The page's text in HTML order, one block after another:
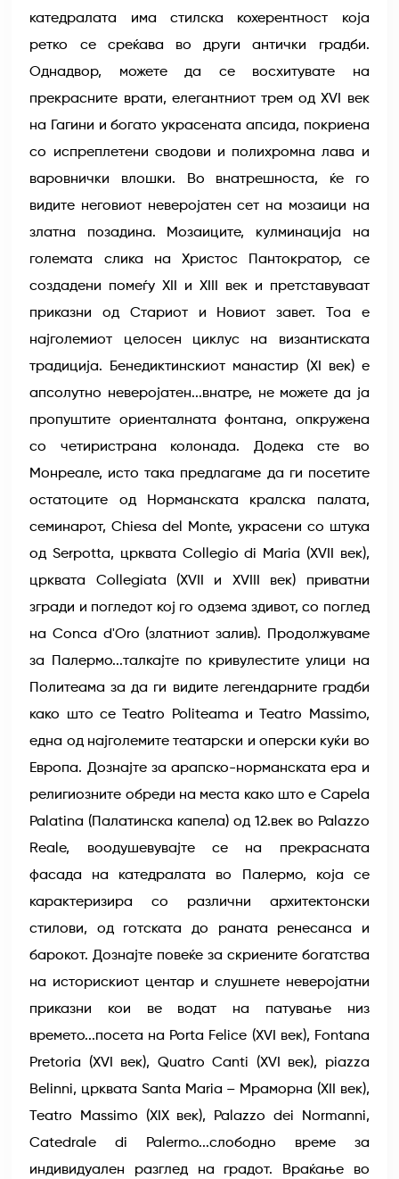
катедралата има стилска кохерентност која
ретко се среќава во други антички градби.
Однадвор, можете да се восхитувате на
прекрасните врати, елегантниот трем од XVI век
на Гагини и богато украсената апсида, покриена
со испреплетени сводови и полихромна лава и
варовнички влошки. Во внатрешноста, ќе го
видите неговиот неверојатен сет на мозаици на
златна позадина. Мозаиците, кулминација на
големата слика на Христос Пантократор, се
создадени помеѓу XII и XIII век и претставуваат
приказни од Стариот и Новиот завет. Тоа е
најголемиот целосен циклус на византиската
традиција. Бенедиктинскиот манастир (XI век) е
апсолутно неверојатен...внатре, не можете да ја
пропуштите ориенталната фонтана, опкружена
со четиристрана колонада. Додека сте во
Монреале, исто така предлагаме да ги посетите
остатоците од Норманската кралска палата,
семинарот, Chiesa del Monte, украсени со штука
од Serpotta, црквата Collegio di Maria (XVII век),
црквата Collegiata (XVII и XVIII век) приватни
згради и погледот кој го одзема здивот, со поглед
на Conca d'Oro (златниот залив). Продолжуваме
за Палермо...талкајте по кривулестите улици на
Политеама за да ги видите легендарните градби
како што се Teatro Politeama и Teatro Massimo,
една од најголемите театарски и оперски куќи во
Европа. Дознајте за арапско-норманската ера и
религиозните обреди на места како што е Capela
Palatina (Палатинска капела) од 12.век во Palazzo
Reale, воодушевувајте се на прекрасната
фасада на катедралата во Палермо, која се
карактеризира со различни архитектонски
стилови, од готската до раната ренесанса и
барокот. Дознајте повеќе за скриените богатства
на историскиот центар и слушнете неверојатни
приказни кои ве водат на патување низ
времето...посета на Porta Felice (XVI век), Fontana
Pretoria (XVI век), Quatro Canti (XVI век), piazza
Belinni, црквата Santa Maria – Мраморна (XII век),
Teatro Massimo (XIX век), Palazzo dei Normanni,
Catedrale di Palermo...слободно време за
индивидуален разглед на градот. Враќање во